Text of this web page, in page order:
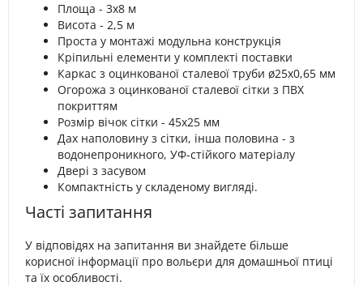
Площа - 3х8 м
Висота - 2,5 м
Проста у монтажі модульна конструкція
Кріпильні елементи у комплекті поставки
Каркас з оцинкованої сталевої труби ø25x0,65 мм
Огорожа з оцинкованої сталевої сітки з ПВХ
покриттям
Розмір вічок сітки - 45x25 мм
Дах наполовину з сітки, інша половина - з
водонепроникного, УФ-стійкого матеріалу
Двері з засувом
Компактність у складеному вигляді.
Часті запитання
У відповідях на запитання ви знайдете більше
корисної інформації про вольєри для домашньої птиці
та їх особливості.